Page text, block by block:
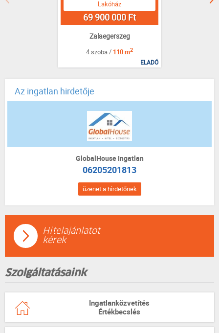
Lakóház
69 900 000 Ft
Zalaegerszeg
4 szoba / 110 m2
ELADÓ
Az ingatlan hirdetője
GlobalHouse Ingatlan
06205201813
üzenet a hirdetőnek
Hitelajánlatot
kérek
Szolgáltatásaink
Ingatlanközvetítés
Értékbecslés